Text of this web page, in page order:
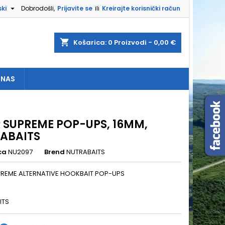
Dobrodošli, Prijavite se ili Kreirajte korisnički račun

shopping_cart Košarica: 0 Proizvodi - 0,00 €
SUPREME POP-UPS, 16MM,
NU2097 Brend NUTRABAITS
ALTERNATIVE HOOKBAIT POP-UPS